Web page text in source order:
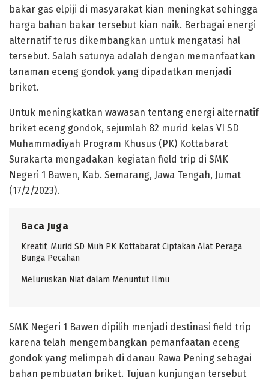
bakar gas elpiji di masyarakat kian meningkat sehingga
harga bahan bakar tersebut kian naik. Berbagai energi
alternatif terus dikembangkan untuk mengatasi hal
tersebut. Salah satunya adalah dengan memanfaatkan
tanaman eceng gondok yang dipadatkan menjadi
briket.
Untuk meningkatkan wawasan tentang energi alternatif
briket eceng gondok, sejumlah 82 murid kelas VI SD
Muhammadiyah Program Khusus (PK) Kottabarat
Surakarta mengadakan kegiatan field trip di SMK
Negeri 1 Bawen, Kab. Semarang, Jawa Tengah, Jumat
(17/2/2023).
Baca Juga
Kreatif, Murid SD Muh PK Kottabarat Ciptakan Alat Peraga
Bunga Pecahan
Meluruskan Niat dalam Menuntut Ilmu
SMK Negeri 1 Bawen dipilih menjadi destinasi field trip
karena telah mengembangkan pemanfaatan eceng
gondok yang melimpah di danau Rawa Pening sebagai
bahan pembuatan briket. Tujuan kunjungan tersebut